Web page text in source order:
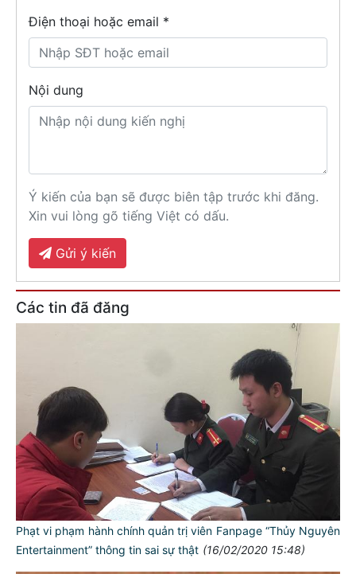
Điện thoại hoặc email *
Nội dung
Ý kiến của bạn sẽ được biên tập trước khi đăng.
Xin vui lòng gõ tiếng Việt có dấu.
Gửi ý kiến
Các tin đã đăng
Phạt vi phạm hành chính quản trị viên Fanpage “Thủy Nguyên
Entertainment” thông tin sai sự thật (16/02/2020 15:48)